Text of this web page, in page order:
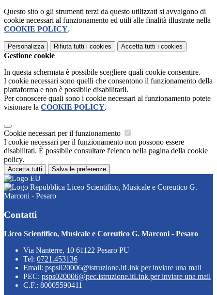
Questo sito o gli strumenti terzi da questo utilizzati si avvalgono di
cookie necessari al funzionamento ed utili alle finalità illustrate nella
COOKIE POLICY.
Personalizza Rifiuta tutti i cookies Accetta tutti i cookies
Gestione cookie
In questa schermata è possibile scegliere quali cookie consentire.
I cookie necessari sono quelli che consentono il funzionamento della
piattaforma e non è possibile disabilitarli.
Per conoscere quali sono i cookie necessari al funzionamento potete
visionare la COOKIE POLICY.
Cookie necessari per il funzionamento
I cookie necessari per il funzionamento non possono essere
disabilitati. È possibile consultare l'elenco nella pagina della cookie
policy.
Accetta tutti Salva le preferenze
Liceo Scientifico, Musicale e Coreutico G.
Marconi - Pesaro
Contatti
Liceo Scientifico, Musicale e Coreutico G. Marconi - Pesaro
Via Nanterre, 10 61122 Pesaro PU
Tel: 0721.453136
Email: psps020006@istruzione.itLink per inviare una mail
PEC: psps020006@pec.istruzione.itLink per inviare una mail
C.F.: 80005590411